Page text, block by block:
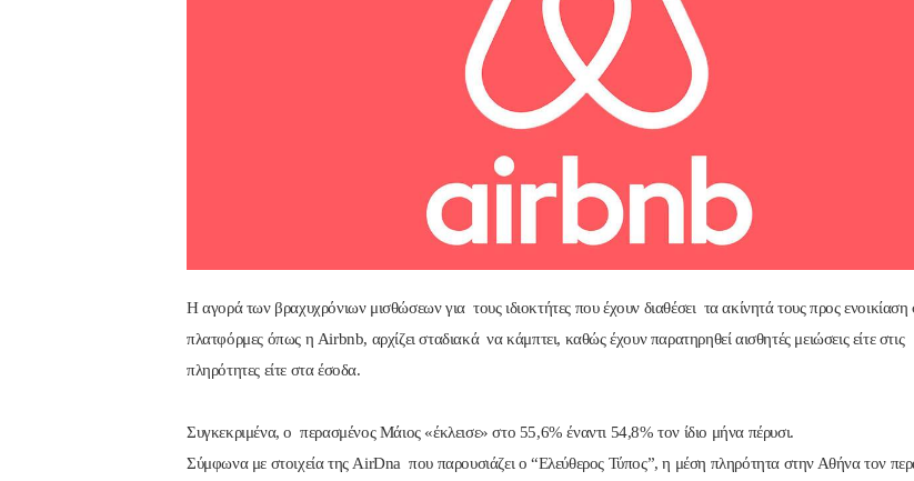
Η αγορά των βραχυχρόνιων μισθώσεων για τους ιδιοκτήτες που έχουν διαθέσει τα ακίνητά τους προς ενοικίαση
πλατφόρμες όπως η Airbnb, αρχίζει σταδιακά να κάμπτει, καθώς έχουν παρατηρηθεί αισθητές μειώσεις είτε στις
πληρότητες είτε στα έσοδα.
Συγκεκριμένα, ο περασμένος Μάιος «έκλεισε» στο 55,6% έναντι 54,8% τον ίδιο μήνα πέρυσι.
Σύμφωνα με στοιχεία της AirDna που παρουσιάζει ο “Ελεύθερος Τύπος”, η μέση πληρότητα στην Αθήνα τον
λόγια
Ευχαριστώ